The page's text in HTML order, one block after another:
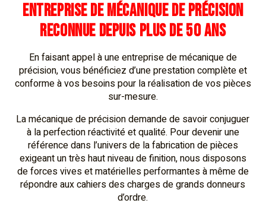
ENTREPRISE DE MÉCANIQUE DE PRÉCISION
RECONNUE DEPUIS PLUS DE 50 ANS
En faisant appel à une entreprise de mécanique de
précision, vous bénéficiez d’une prestation complète et
conforme à vos besoins pour la réalisation de vos pièces
sur-mesure.
La mécanique de précision demande de savoir conjuguer
à la perfection réactivité et qualité. Pour devenir une
référence dans l’univers de la fabrication de pièces
exigeant un très haut niveau de finition, nous disposons
de forces vives et matérielles performantes à même de
répondre aux cahiers des charges de grands donneurs
d’ordre.